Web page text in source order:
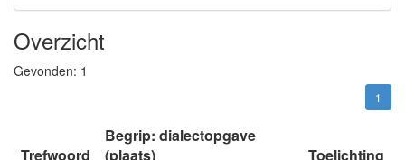
Overzicht
Gevonden: 1
1
Trefwoord
Begrip: dialectopgave
(plaats)
Toelichting